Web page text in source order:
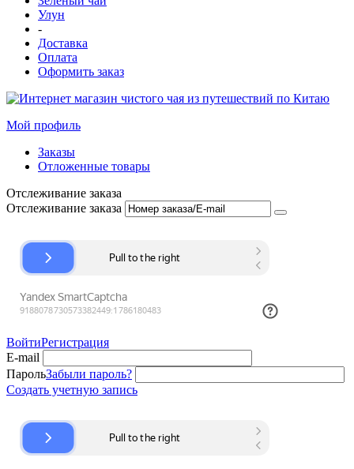
Улун
-
Доставка
Оплата
Оформить заказ
Мой профиль
Заказы
Отложенные товары
Отслеживание заказа
Отслеживание заказа
ВойтиРегистрация
E-mail
ПарольЗабыли пароль?
Создать учетную запись